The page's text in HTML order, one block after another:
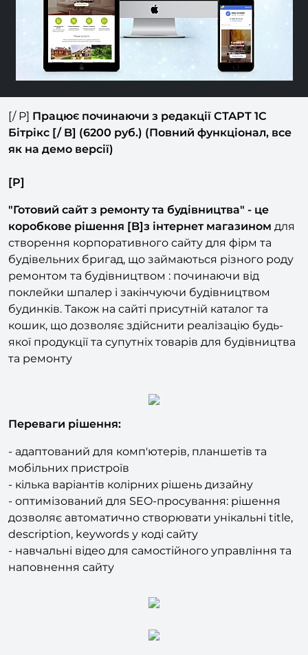
[/ P]Працює починаючи з редакції СТАРТ 1С
Бітрікс [/ B] (6200 руб.) (Повний функціонал, все
[P]
"Готовий сайт з ремонту та будівництва" - це
коробкове рішення [B]з інтернет магазином
створення корпоративного сайту для фірм та
будівельних бригад, що займаються різного роду
ремонтом та будівництвом : починаючи від
поклейки шпалер і закінчуючи будівництвом
будинків. Також на сайті присутній каталог та
кошик, що дозволяє здійснити реалізацію будь-
якої продукції та супутніх товарів для будівництва
Переваги рішення:
- адаптований для комп'ютерів, планшетів та
мобільних пристроїв
- кілька варіантів колірних рішень дизайну
- оптимізований для SEO-просування: рішення
дозволяє автоматично створювати унікальні title,
description, keywords у коді сайту
- навчальні відео для самостійного управління та